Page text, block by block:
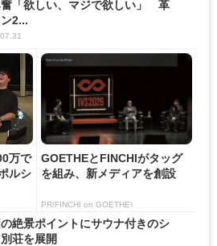
奮「欲しい、マジで欲しい」 革
2...
万で
ルシ
GOETHEとFINCHIがタッグ
を組み、新メディアを創設
PR(FINCHI on GOETHE)
絶景ポイントにサウナ付きのシ
荘を展開